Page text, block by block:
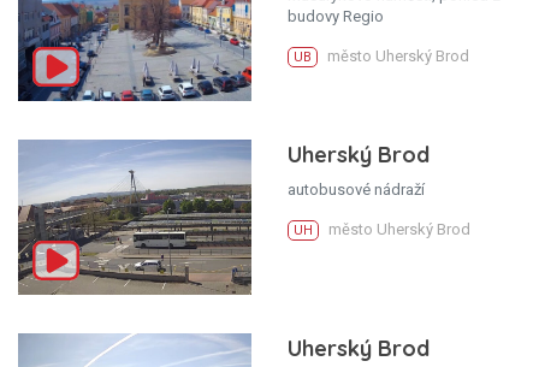
budovy Regio
UB město Uherský Brod
Uherský Brod
autobusové nádraží
UH město Uherský Brod
Uherský Brod